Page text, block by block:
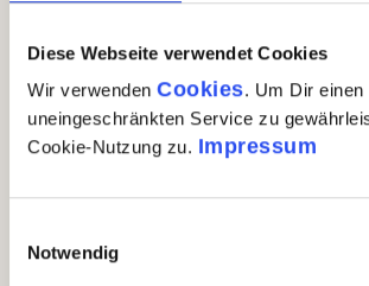
Diese Webseite verwendet Cookies
Wir verwenden Cookies. Um Dir einen
uneingeschränkten Service zu
Cookie-Nutzung zu. Impressum
Notwendig
3.4 Allgemeine
den Rechtsgrundlagen
Datenverarbeitung auf
Website
personenbezogenen Daten auf
von Art. 6 Abs. 1 lit. a DSGVO bzw.